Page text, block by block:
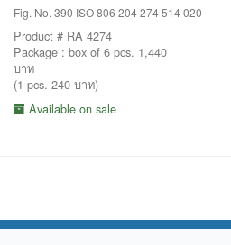
Fig. No. 390 ISO 806 204 274 514 020
Product # RA 4274
Package : box of 6 pcs. 1,440
บาท
(1 pcs. 240 บาท)
Available on sale